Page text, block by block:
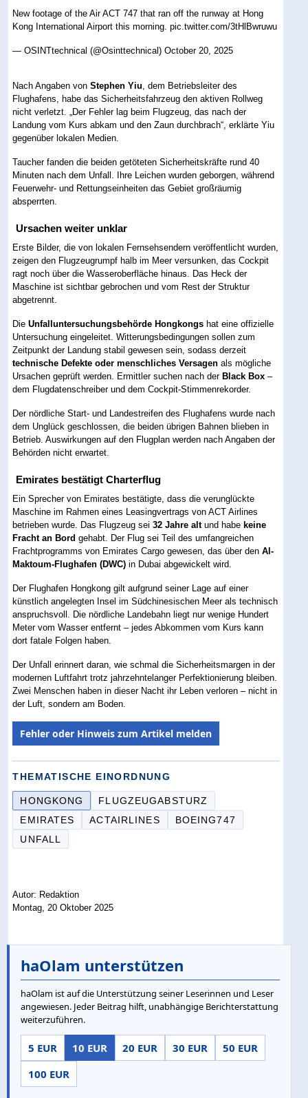
New footage of the Air ACT 747 that ran off the runway at Hong
Kong International Airport this morning.pic.twitter.com/3tHlBwruwu
— OSINTtechnical (@Osinttechnical)October 20, 2025
Nach Angaben vonStephen Yiu, dem Betriebsleiter des
Flughafens, habe das Sicherheitsfahrzeug den aktiven Rollweg
nicht verletzt. „Der Fehler lag beim Flugzeug, das nach der
Landung vom Kurs abkam und den Zaun durchbrach“, erklärte Yiu
gegenüber lokalen Medien.
Taucher fanden die beiden getöteten Sicherheitskräfte rund 40
Minuten nach dem Unfall. Ihre Leichen wurden geborgen, während
Feuerwehr- und Rettungseinheiten das Gebiet großräumig
absperrten.
Ursachen weiter unklar
Erste Bilder, die von lokalen Fernsehsendern veröffentlicht wurden,
zeigen den Flugzeugrumpf halb im Meer versunken, das Cockpit
ragt noch über die Wasseroberfläche hinaus. Das Heck der
Maschine ist sichtbar gebrochen und vom Rest der Struktur
abgetrennt.
DieUnfalluntersuchungsbehörde Hongkongs hat eine offizielle
Untersuchung eingeleitet. Witterungsbedingungen sollen zum
Zeitpunkt der Landung stabil gewesen sein, sodass derzeit
technische Defekte oder menschliches Versagen als mögliche
Ursachen geprüft werden. Ermittler suchen nach der Black Box –
dem Flugdatenschreiber und dem Cockpit-Stimmenrekorder.
Der nördliche Start- und Landestreifen des Flughafens wurde nach
dem Unglück geschlossen, die beiden übrigen Bahnen blieben in
Betrieb. Auswirkungen auf den Flugplan werden nach Angaben der
Behörden nicht erwartet.
Emirates bestätigt Charterflug
Ein Sprecher von Emirates bestätigte, dass die verunglückte
Maschine im Rahmen eines Leasingvertrags von ACT Airlines
betrieben wurde. Das Flugzeug sei32 Jahre altund habe keine
Fracht an Bord gehabt. Der Flug sei Teil des umfangreichen
Frachtprogramms von Emirates Cargo gewesen, das über denAl-
Maktoum-Flughafen (DWC) in Dubai abgewickelt wird.
Der Flughafen Hongkong gilt aufgrund seiner Lage auf einer
künstlich angelegten Insel im Südchinesischen Meer als technisch
anspruchsvoll. Die nördliche Landebahn liegt nur wenige Hundert
Meter vom Wasser entfernt – jedes Abkommen vom Kurs kann
dort fatale Folgen haben.
Der Unfall erinnert daran, wie schmal die Sicherheitsmargen in der
modernen Luftfahrt trotz jahrzehntelanger Perfektionierung bleiben.
Zwei Menschen haben in dieser Nacht ihr Leben verloren – nicht in
der Luft, sondern am Boden.
Fehler oder Hinweis zum Artikel melden
THEMATISCHE EINORDNUNG
HONGKONG
FLUGZEUGABSTURZ
EMIRATES
ACTAIRLINES
BOEING747
UNFALL
Autor: Redaktion
Montag, 20 Oktober 2025
haOlam unterstützen
haOlam ist auf die Unterstützung seiner Leserinnen und Leser
angewiesen. Jeder Beitrag hilft, unabhängige Berichterstattung
weiterzuführen.
5 EUR 10 EUR 20 EUR 30 EUR
50 EUR
100 EUR